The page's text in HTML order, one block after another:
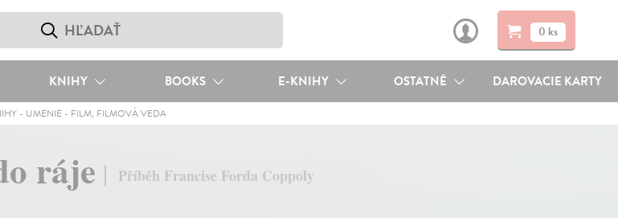
0 ks
KNIHY BOOKS E-KNIHY OSTATNÉ DAROVACIE KARTY
- UMENIE - FILM, FILMOVÁ VEDA
ráje Příběh Francise Forda Coppoly